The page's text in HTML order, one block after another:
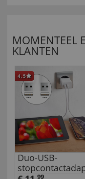
MOMENTEEL
KLANTEN
4,5
Duo-USB-
99